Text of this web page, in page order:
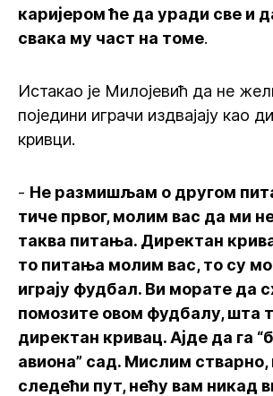
каријером ће да уради све и
свака му част на томе.
Истакао је Милојевић да не
поједини играчи издвајају као
кривци.
- Не размишљам о другом
тиче првог, молим вас да ми
таква питања. Директан
то питања молим вас, то су
играју фудбал. Ви морате да
помозите овом фудбалу, шта
директан кривац. Ајде да га
авиона” сад. Мислим стварно,
следећи пут, нећу вам никад